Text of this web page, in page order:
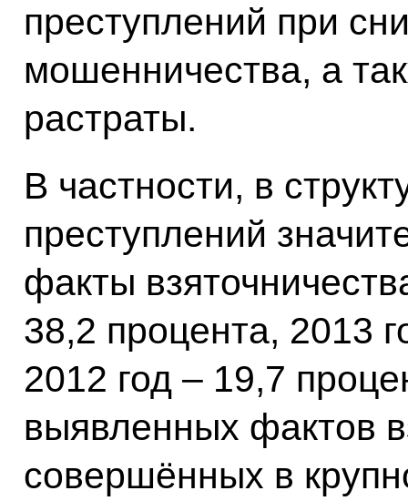
преступлений при
мошенничества, а
растраты.
В частности, в
преступлений
факты
38,2 процента, 2013
2012 год – 19,7
выявленных фактов
совершённых в